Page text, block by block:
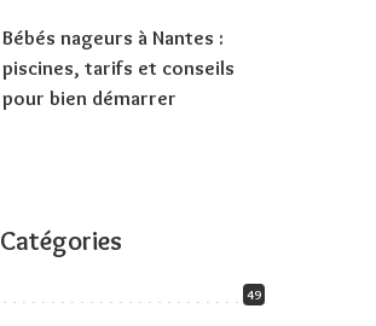
Bébés nageurs à Nantes :
piscines, tarifs et conseils
pour bien démarrer
Catégories
49